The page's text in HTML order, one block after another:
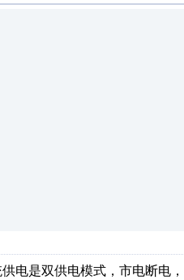
电是双供电模式，市电断电